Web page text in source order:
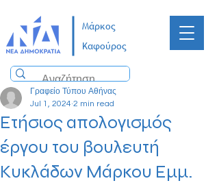
Μάρκος
Καφούρος
Ετήσιος απολογισμός
έργου του βουλευτή
Κυκλάδων Μάρκου Εμμ.
Γραφείο Τύπου Αθήνας
Jul 1, 2024 2 min read